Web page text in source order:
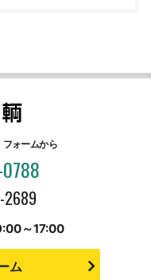
ォームから
2689
～17:00
ム